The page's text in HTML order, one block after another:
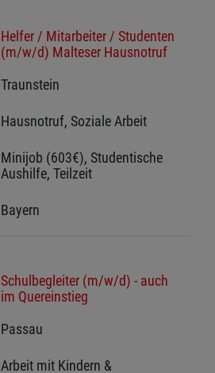
Helfer / Mitarbeiter / Studenten
(m/w/d) Malteser Hausnotruf
Traunstein
Hausnotruf, Soziale Arbeit
Minijob (603€), Studentische
Aushilfe, Teilzeit
Bayern
Schulbegleiter (m/w/d) - auch
im Quereinstieg
Passau
Arbeit mit Kindern &